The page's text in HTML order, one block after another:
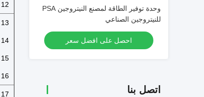
وحدة توفير الطاقة لمصنع النيتروجين PSA
للنيتروجين الصناعي
احصل على افضل سعر
اتصل بنا
12
13
14
15
16
17